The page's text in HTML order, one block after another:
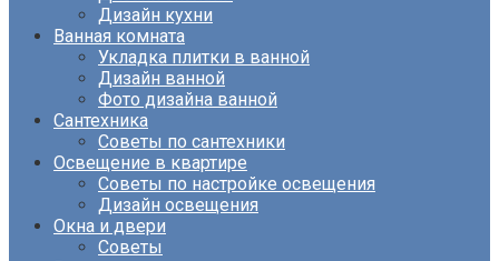
Дизайн кухни
Ванная комната
Укладка плитки в ванной
Дизайн ванной
Фото дизайна ванной
Сантехника
Советы по сантехники
Освещение в квартире
Советы по настройке освещения
Дизайн освещения
Окна и двери
Советы